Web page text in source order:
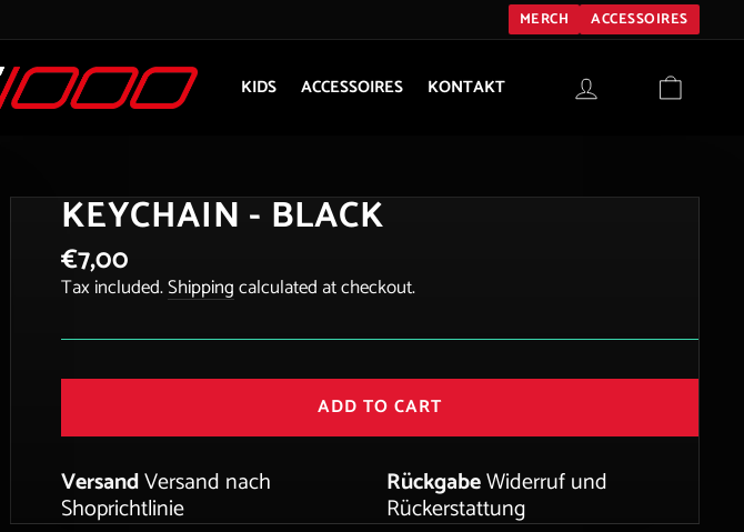
MERCH ACCESSOIRES
KIDS ACCESSOIRES KONTAKT LOG IN
KEYCHAIN ​​- BLACK
Regular
price
€7,00
Tax included.Shippingcalculated at checkout.
ADD TO CART
VersandVersand nach
Shoprichtlinie
RückgabeWiderruf und
Rückerstattung